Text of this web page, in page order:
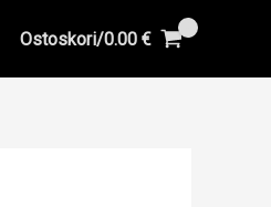
Ostoskori/0.00 €